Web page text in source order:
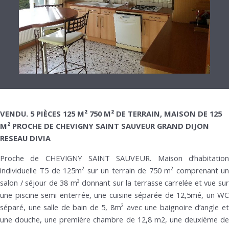
VENDU. 5 PIÈCES 125 M² 750 M² DE TERRAIN, MAISON DE 125
M² PROCHE DE CHEVIGNY SAINT SAUVEUR GRAND DIJON
RESEAU DIVIA
Proche de CHEVIGNY SAINT SAUVEUR. Maison d’habitation
individuelle T5 de 125m² sur un terrain de 750 m² comprenant un
salon / séjour de 38 m² donnant sur la terrasse carrelée et vue sur
une piscine semi enterrée, une cuisine séparée de 12,5mé, un WC
séparé, une salle de bain de 5, 8m² avec une baignoire d’angle et
une douche, une première chambre de 12,8 m2, une deuxième de